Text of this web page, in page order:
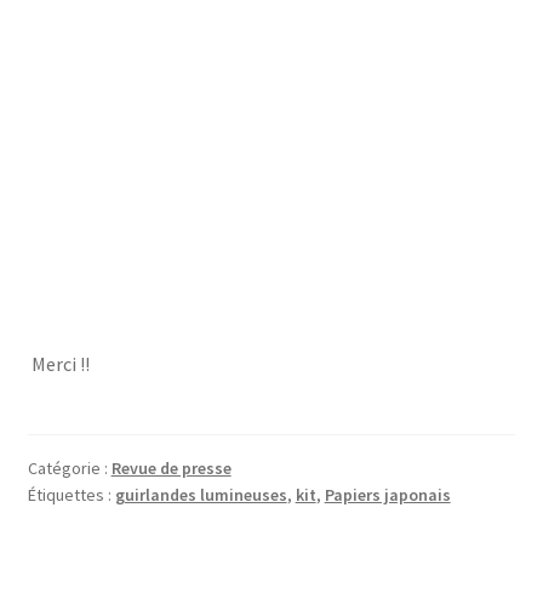
Merci !!
Catégorie : Revue de presse
Étiquettes : guirlandes lumineuses, kit, Papiers japonais